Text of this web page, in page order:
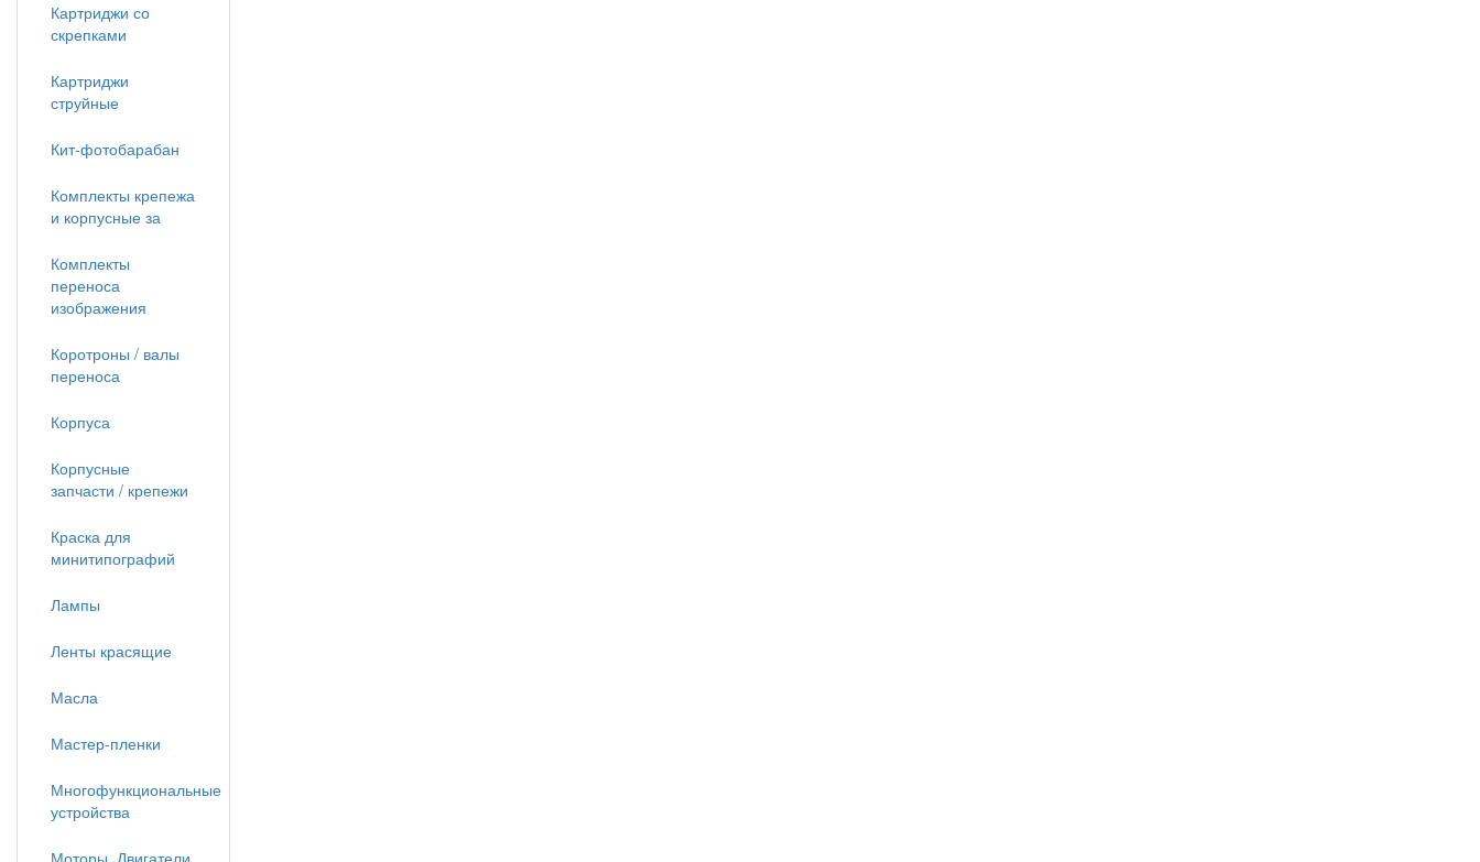
Картриджи со
скрепками
Картриджи
струйные
Кит-фотобарабан
Комплекты крепежа
и корпусные за
Комплекты
переноса
изображения
Коротроны / валы
переноса
Корпуса
Корпусные
запчасти / крепежи
Краска для
минитипографий
Лампы
Ленты красящие
Масла
Мастер-пленки
Многофункциональные
устройства
Моторы, Двигатели